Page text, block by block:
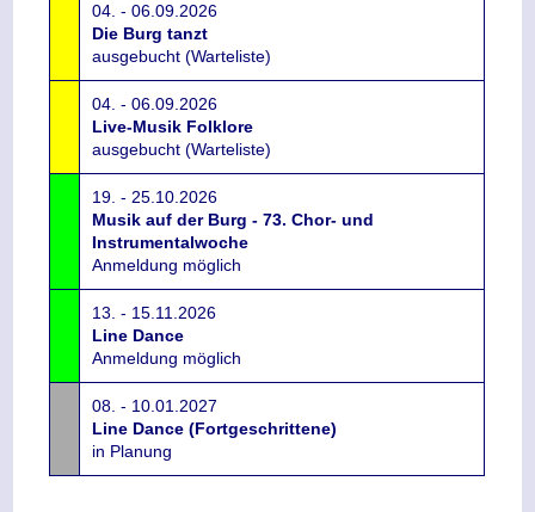
04. - 06.09.2026
Die Burg tanzt
ausgebucht (Warteliste)
04. - 06.09.2026
Live-Musik Folklore
ausgebucht (Warteliste)
19. - 25.10.2026
Musik auf der Burg - 73. Chor- und
Instrumentalwoche
Anmeldung möglich
13. - 15.11.2026
Line Dance
Anmeldung möglich
08. - 10.01.2027
Line Dance (Fortgeschrittene)
in Planung